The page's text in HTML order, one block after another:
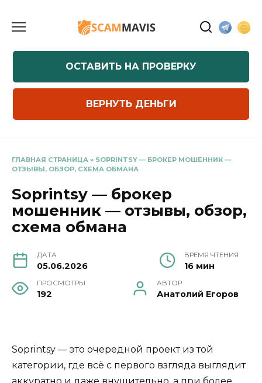
содержанию
ОСТАВИТЬ НА ПРОВЕРКУ
ВЕРНУТЬ ДЕНЬГИ
ГЛАВНАЯ СТРАНИЦА » SOPRINTSY — БРОКЕР МОШЕННИК —
ОТЗЫВЫ, ОБЗОР, СХЕМА ОБМАНА
Soprintsy — брокер
мошенник — отзывы, обзор,
схема обмана
ДАТА
05.06.2026
ВРЕМЯ ЧТЕНИЯ
16 мин
ПРОСМОТРЫ
192
АВТОР
Анатолий Егоров
Soprintsy — это очередной проект из той
категории, где всё с первого взгляда выглядит